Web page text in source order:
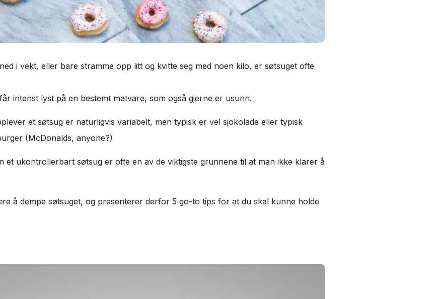
i vekt, eller bare stramme opp litt og kvitte seg med noen kilo, er søtsuget ofte
intenst lyst på en bestemt matvare, som også gjerne er usunn.
et søtsug er naturligvis variabelt, men typisk er vel sjokolade eller typisk
(McDonalds, anyone?)
et ukontrollerbart søtsug er ofte en av de viktigste grunnene til at man ikke klarer å
å dempe søtsuget, og presenterer derfor 5 go-to tips for at du skal kunne holde